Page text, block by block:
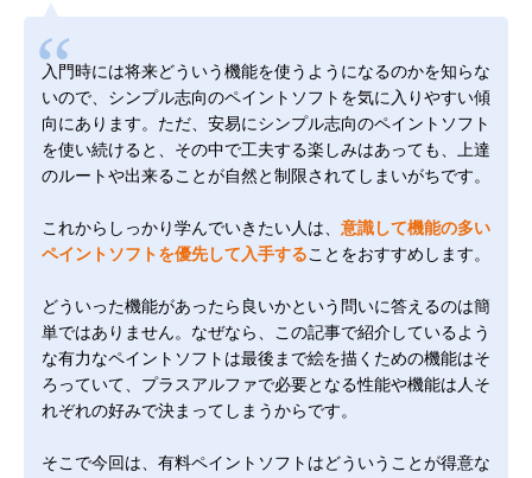
入門時には将来どういう機能を使うようになるのかを知らな
いので、シンプル志向のペイントソフトを気に入りやすい傾
向にあります。ただ、安易にシンプル志向のペイントソフト
を使い続けると、その中で工夫する楽しみはあっても、上達
のルートや出来ることが自然と制限されてしまいがちです。
これからしっかり学んでいきたい人は、 意識して機能の多い
ペイントソフトを優先して入手することをおすすめします。
どういった機能があったら良いかという問いに答えるのは簡
単ではありません。なぜなら、この記事で紹介しているよう
な有力なペイントソフトは最後まで絵を描くための機能はそ
ろっていて、プラスアルファで必要となる性能や機能は人そ
れぞれの好みで決まってしまうからです。
そこで今回は、有料ペイントソフトはどういうことが得意な